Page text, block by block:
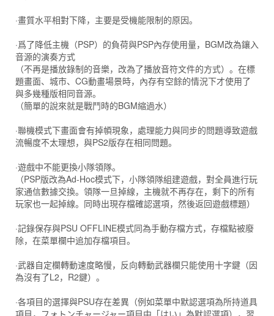
·畫質水平相對下降，主要是受機能限制的原因。
·爲了降低主機（PSP）的負荷與PSP內存使用量，BGM改為鑲入
音源的演奏方式
（不再是播放錄制的音樂，改為了播放音符文件的方式）。在標
題畫面、城市、CG動畫場景時，內存有空餘的情況下才使用了
與多幾種版相同音源。
（簡單的說來就是戰鬥時的BGM縮過水）
·聯機模式下畫面會有掉幁現象，處理能力與同步的問題導致遊戲
流暢度不太理想，與PS2版存在相同問題。
·遊戲中不能更換小隊領隊。
（PSP版改為Ad-Hoc模式下，小隊領隊組建遊戲，對全員進行玩
家通信數據交換。領隊一旦掉線，主機就不再存在，剩下的所有
玩家也一起掉線。同時出現存檔確認選項，然後返回遊戲標題）
·記錄保存與PSU OFFLINE模式同為手動存檔方式，存檔點被廢
除，在菜單欄中追加存檔項目。
·武器自定欄轉動速度略慢，反向轉動武器欄只能使用十字鍵（因
為沒有了L2，R2鍵）。
·各項目的選擇與PSU存在差異（例如菜單中默認選項為所持道具
項目，フォトンチャージャー項目中「はい」為默認選項），習